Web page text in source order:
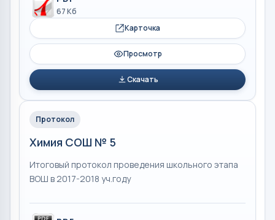
67 Кб
Карточка
Просмотр
Скачать
Протокол
Химия СОШ № 5
Итоговый протокол проведения школьного этапа
ВОШ в 2017-2018 уч.году